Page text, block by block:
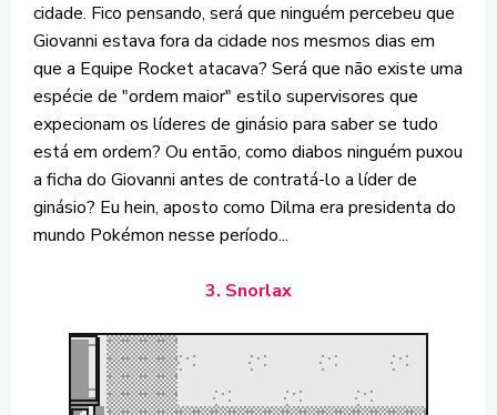
cidade. Fico pensando, será que ninguém percebeu que
Giovanni estava fora da cidade nos mesmos dias em
que a Equipe Rocket atacava? Será que não existe uma
espécie de "ordem maior" estilo supervisores que
expecionam os líderes de ginásio para saber se tudo
está em ordem? Ou então, como diabos ninguém puxou
a ficha do Giovanni antes de contratá-lo a líder de
ginásio? Eu hein, aposto como Dilma era presidenta do
mundo Pokémon nesse período...
3. Snorlax